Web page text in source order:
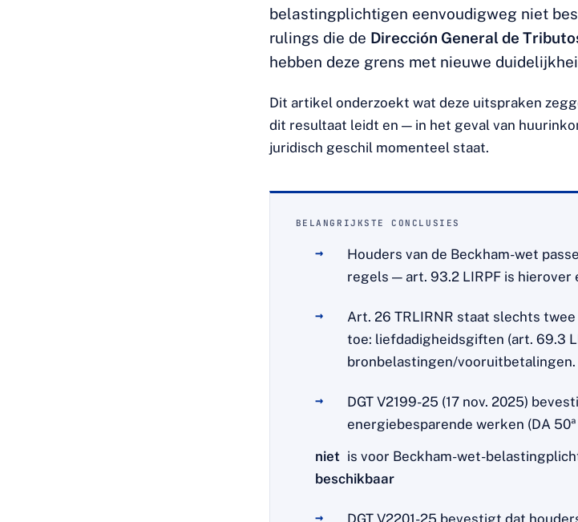
belastingplichtigen eenvoudigweg niet
rulings die de Dirección General de
hebben deze grens met nieuwe
Dit artikel onderzoekt wat deze uitspraken
dit resultaat leidt en — in het geval van
juridisch geschil momenteel staat.
BELANGRIJKSTE CONCLUSIES
Houders van de Beckham-wet
regels — art. 93.2 LIRPF is hierover
Art. 26 TRLIRNR staat slechts
toe: liefdadigheidsgiften (art. 69.3
bronbelastingen/vooruitbetalingen.
DGT V2199-25 (17 nov. 2025)
energiebesparende werken (DA 50ª
niet
beschikbaar
is voor Beckham-wet-
DGT V2201-25 bevestigt dat